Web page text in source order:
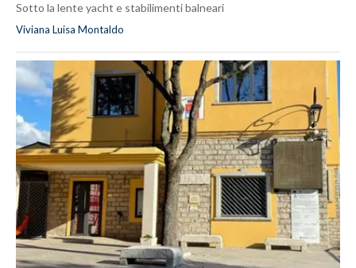
Sotto la lente yacht e stabilimenti balneari
Viviana Luisa Montaldo